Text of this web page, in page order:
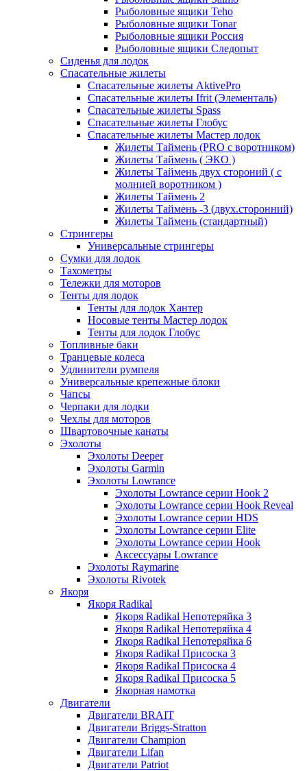
Рыболовные ящики Teho
Рыболовные ящики Tonar
Рыболовные ящики Россия
Рыболовные ящики Следопыт
Сиденья для лодок
Спасательные жилеты
Спасательные жилеты AktivePro
Спасательные жилеты Ifrit (Элементаль)
Спасательные жилеты Spass
Спасательные жилеты Глобус
Спасательные жилеты Мастер лодок
Жилеты Таймень (PRO c воротником)
Жилеты Таймень ( ЭКО )
Жилеты Таймень двух стороний ( с
молнией воротником )
Жилеты Таймень 2
Жилеты Таймень -3 (двух.сторонний)
Жилеты Таймень (стандартный)
Стрингеры
Универсальные стрингеры
Сумки для лодок
Тахометры
Тележки для моторов
Тенты для лодок
Тенты для лодок Хантер
Носовые тенты Мастер лодок
Тенты для лодок Глобус
Топливные баки
Транцевые колеса
Удлинители румпеля
Универсальные крепежные блоки
Чапсы
Черпаки для лодки
Чехлы для моторов
Швартовочные канаты
Эхолоты
Эхолоты Deeper
Эхолоты Garmin
Эхолоты Lowrance
Эхолоты Lowrance серии Hook 2
Эхолоты Lowrance серии Hook Reveal
Эхолоты Lowrance серии HDS
Эхолоты Lowrance серии Elite
Эхолоты Lowrance серии Hook
Аксессуары Lowrance
Эхолоты Raymarine
Эхолоты Rivotek
Якоря
Якоря Radikal
Якоря Radikal Непотеряйка 3
Якоря Radikal Непотеряйка 4
Якоря Radikal Непотеряйка 6
Якоря Radikal Присоска 3
Якоря Radikal Присоска 4
Якоря Radikal Присоска 5
Якорная намотка
Двигатели
Двигатели BRAIT
Двигатели Briggs-Stratton
Двигатели Champion
Двигатели Lifan
Двигатели Patriot